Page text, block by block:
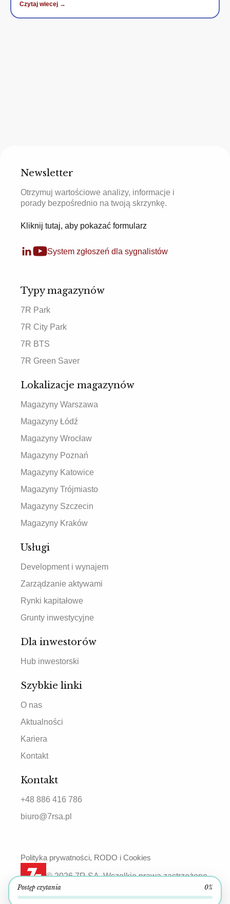
Czytaj wiecej →
Postęp czytania 0%
Newsletter
Otrzymuj wartościowe analizy, informacje i
porady bezpośrednio na twoją skrzynkę.
Kliknij tutaj, aby pokazać formularz
System zgłoszeń dla sygnalistów
Typy magazynów
7R Park
7R City Park
7R BTS
7R Green Saver
Lokalizacje magazynów
Magazyny Warszawa
Magazyny Łódź
Magazyny Wrocław
Magazyny Poznań
Magazyny Katowice
Magazyny Trójmiasto
Magazyny Szczecin
Magazyny Kraków
Usługi
Development i wynajem
Zarządzanie aktywami
Rynki kapitałowe
Grunty inwestycyjne
Dla inwestorów
Hub inwestorski
Szybkie linki
O nas
Aktualności
Kariera
Kontakt
Kontakt
+48 886 416 786
biuro@7rsa.pl
© 2026 7R SA. Wszelkie prawa zastrzeżone.
Polityka prywatności, RODO i Cookies